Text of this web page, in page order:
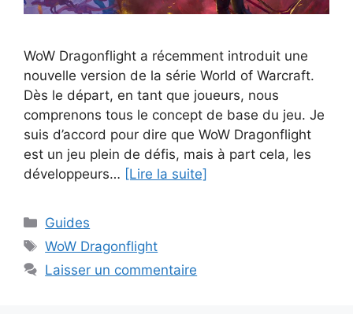
WoW Dragonflight a récemment introduit une
nouvelle version de la série World of Warcraft.
Dès le départ, en tant que joueurs, nous
comprenons tous le concept de base du jeu. Je
suis d’accord pour dire que WoW Dragonflight
est un jeu plein de défis, mais à part cela, les
développeurs… [Lire la suite]
Catégories
Guides
Étiquettes
WoW Dragonflight
Laisser un commentaire